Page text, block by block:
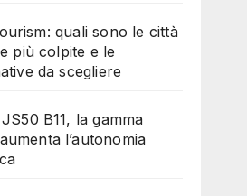
quali sono le città
più colpite e le
da scegliere
B11, la gamma
l’autonomia